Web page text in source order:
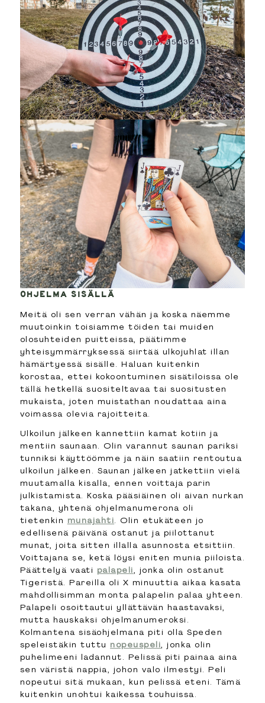
OHJELMA SISÄLLÄ
Meitä oli sen verran vähän ja koska näemme
muutoinkin toisiamme töiden tai muiden
olosuhteiden puitteissa, päätimme
yhteisymmärryksessä siirtää ulkojuhlat illan
hämärtyessä sisälle. Haluan kuitenkin
korostaa, ettei kokoontuminen sisätiloissa ole
tällä hetkellä suositeltavaa tai suositusten
mukaista, joten muistathan noudattaa aina
voimassa olevia rajoitteita.
Ulkoilun jälkeen kannettiin kamat kotiin ja
mentiin saunaan. Olin varannut saunan pariksi
tunniksi käyttöömme ja näin saatiin rentoutua
ulkoilun jälkeen. Saunan jälkeen jatkettiin vielä
muutamalla kisalla, ennen voittaja parin
julkistamista. Koska pääsiäinen oli aivan nurkan
takana, yhtenä ohjelmanumerona oli
tietenkin munajahti. Olin etukäteen jo
edellisenä päivänä ostanut ja piilottanut
munat, joita sitten illalla asunnosta etsittiin.
Voittajana se, ketä löysi eniten munia piiloista.
Päättelyä vaati palapeli, jonka olin ostanut
Tigeristä. Pareilla oli X minuuttia aikaa kasata
mahdollisimman monta palapelin palaa yhteen.
Palapeli osoittautui yllättävän haastavaksi,
mutta hauskaksi ohjelmanumeroksi.
Kolmantena sisäohjelmana piti olla Speden
speleistäkin tuttu nopeuspeli, jonka olin
puhelimeeni ladannut. Pelissä piti painaa aina
sen väristä nappia, johon valo ilmestyi. Peli
nopeutui sitä mukaan, kun pelissä eteni. Tämä
kuitenkin unohtui kaikessa touhuissa.